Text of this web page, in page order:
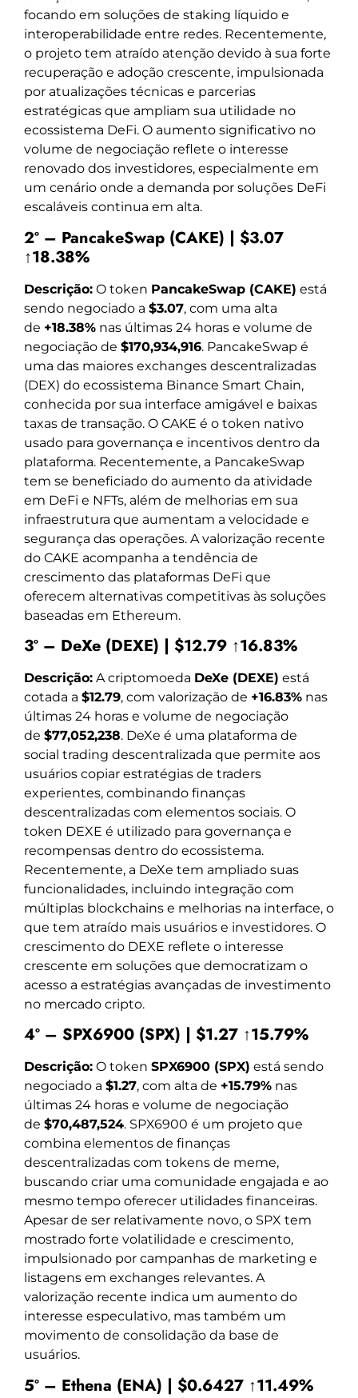
focando em soluções de staking líquido e
interoperabilidade entre redes. Recentemente,
o projeto tem atraído atenção devido à sua forte
recuperação e adoção crescente, impulsionada
por atualizações técnicas e parcerias
estratégicas que ampliam sua utilidade no
ecossistema DeFi. O aumento significativo no
volume de negociação reflete o interesse
renovado dos investidores, especialmente em
um cenário onde a demanda por soluções DeFi
escaláveis continua em alta.
2º – PancakeSwap (CAKE) | $3.07
↑18.38%
Descrição: O token PancakeSwap (CAKE) está
sendo negociado a $3.07, com uma alta
de +18.38% nas últimas 24 horas e volume de
negociação de $170,934,916. PancakeSwap é
uma das maiores exchanges descentralizadas
(DEX) do ecossistema Binance Smart Chain,
conhecida por sua interface amigável e baixas
taxas de transação. O CAKE é o token nativo
usado para governança e incentivos dentro da
plataforma. Recentemente, a PancakeSwap
tem se beneficiado do aumento da atividade
em DeFi e NFTs, além de melhorias em sua
infraestrutura que aumentam a velocidade e
segurança das operações. A valorização recente
do CAKE acompanha a tendência de
crescimento das plataformas DeFi que
oferecem alternativas competitivas às soluções
baseadas em Ethereum.
3º – DeXe (DEXE) | $12.79 ↑16.83%
Descrição: A criptomoeda DeXe (DEXE) está
cotada a $12.79, com valorização de +16.83% nas
últimas 24 horas e volume de negociação
de $77,052,238. DeXe é uma plataforma de
social trading descentralizada que permite aos
usuários copiar estratégias de traders
experientes, combinando finanças
descentralizadas com elementos sociais. O
token DEXE é utilizado para governança e
recompensas dentro do ecossistema.
Recentemente, a DeXe tem ampliado suas
funcionalidades, incluindo integração com
múltiplas blockchains e melhorias na interface, o
que tem atraído mais usuários e investidores. O
crescimento do DEXE reflete o interesse
crescente em soluções que democratizam o
acesso a estratégias avançadas de investimento
no mercado cripto.
4º – SPX6900 (SPX) | $1.27 ↑15.79%
Descrição: O token SPX6900 (SPX) está sendo
negociado a $1.27, com alta de +15.79% nas
últimas 24 horas e volume de negociação
de $70,487,524. SPX6900 é um projeto que
combina elementos de finanças
descentralizadas com tokens de meme,
buscando criar uma comunidade engajada e ao
mesmo tempo oferecer utilidades financeiras.
Apesar de ser relativamente novo, o SPX tem
mostrado forte volatilidade e crescimento,
impulsionado por campanhas de marketing e
listagens em exchanges relevantes. A
valorização recente indica um aumento do
interesse especulativo, mas também um
movimento de consolidação da base de
usuários.
5º – Ethena (ENA) | $0.6427 ↑11.49%